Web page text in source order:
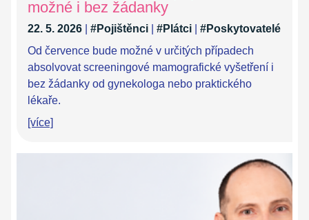
možné i bez žádanky
22. 5. 2026 #Pojištěnci #Plátci
#Poskytovatelé
Od července bude možné v určitých případech
absolvovat screeningové mamografické vyšetření i
bez žádanky od gynekologa nebo praktického
lékaře.
[více]